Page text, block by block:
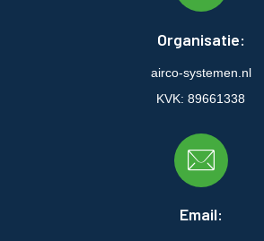
Organisatie:
airco-systemen.nl
KVK: 89661338
Email: